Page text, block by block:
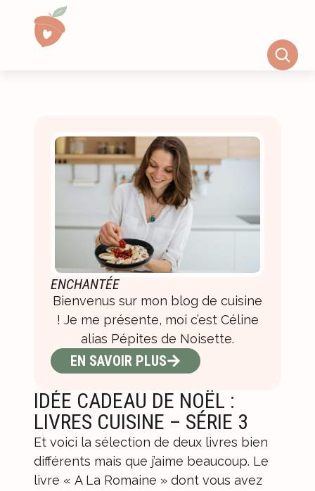
IDÉE CADEAU DE NOËL :
LIVRES CUISINE – SÉRIE 3
Et voici la sélection de deux livres bien
différents mais que j’aime beaucoup. Le
livre « A La Romaine » dont vous avez
ENCHANTÉE
Bienvenus sur mon blog de cuisine
! Je me présente, moi c’est Céline
alias Pépites de Noisette.
EN SAVOIR PLUS